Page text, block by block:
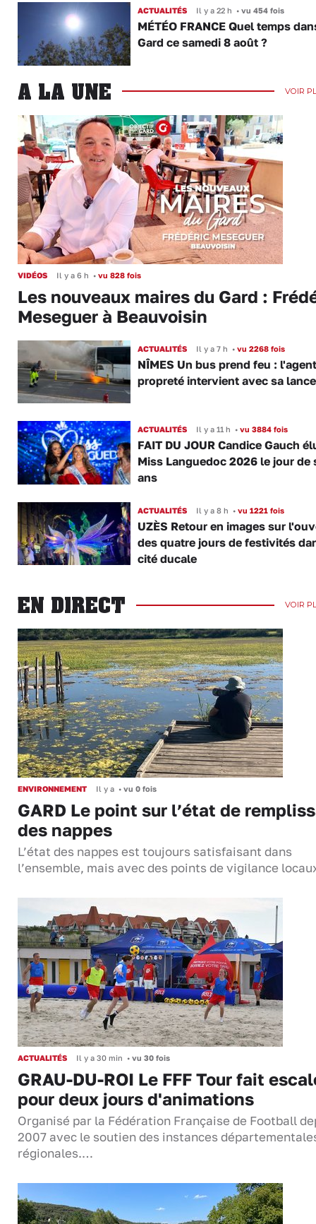
ACTUALITÉS Il y a 22 h •vu 454 fois
MÉTÉO FRANCE Quel temps
Gard ce samedi 8 août ?
A LA UNE VOIR
VIDÉOS Il y a 6 h • vu 828 fois
Les nouveaux maires du Gard :
Meseguer à Beauvoisin
ACTUALITÉS Il y a 7 h •vu 2268 fois
NÎMES Un bus prend feu :
propreté intervient avec sa lance
ACTUALITÉS Il y a 11 h •vu 3884 fois
FAIT DU JOUR Candice Gauch
Miss Languedoc 2026 le jour de
ans
ACTUALITÉS Il y a 8 h •vu 1221 fois
UZÈS Retour en images sur
des quatre jours de festivités
cité ducale
EN DIRECT VOIR
ENVIRONNEMENT Il y a • vu 0 fois
GARD Le point sur l’état de
des nappes
L’état des nappes est toujours satisfaisant dans
l’ensemble, mais avec des points de vigilance
ACTUALITÉS Il y a 30 min • vu 30 fois
GRAU-DU-ROI Le FFF Tour fait
pour deux jours d'animations
Organisé par la Fédération Française de Football
2007 avec le soutien des instances
régionales.…